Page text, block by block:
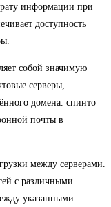
информации при
доступность
собой значимую
серверы,
домена. спинто
почты в
между серверами.
с различными
указанными